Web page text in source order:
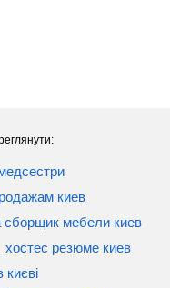
киев
сборщик мебели киев
хостес резюме киев